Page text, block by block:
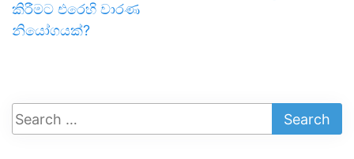
කිරීමට එරෙහි වාරණ
නියෝගයක්?